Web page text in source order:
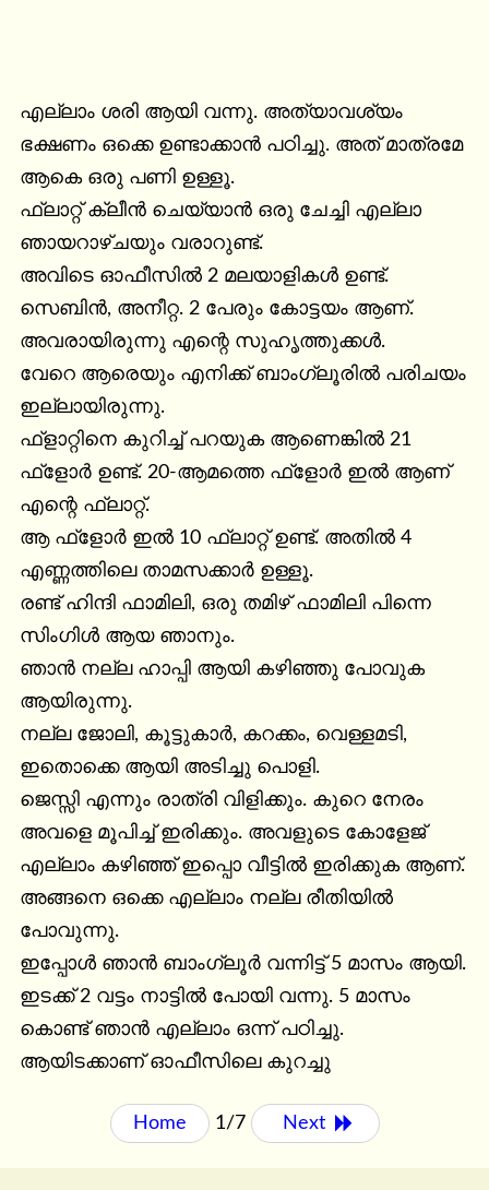
എല്ലാം ശരി ആയി വന്നു. അത്യാവശ്യം
ഭക്ഷണം ഒക്കെ ഉണ്ടാക്കാൻ പഠിച്ചു. അത് മാത്രമേ
ആകെ ഒരു പണി ഉള്ളൂ.
ഫ്ലാറ്റ് ക്ലീൻ ചെയ്യാൻ ഒരു ചേച്ചി എല്ലാ
ഞായറാഴ്ചയും വരാറുണ്ട്.
അവിടെ ഓഫീസിൽ 2 മലയാളികൾ ഉണ്ട്.
സെബിൻ, അനീറ്റ. 2 പേരും കോട്ടയം ആണ്.
അവരായിരുന്നു എന്റെ സുഹൃത്തുക്കൾ.
വേറെ ആരെയും എനിക്ക് ബാംഗ്ലൂരിൽ പരിചയം
ഇല്ലായിരുന്നു.
ഫ്ളാറ്റിനെ കുറിച്ച് പറയുക ആണെങ്കിൽ 21
ഫ്ളോർ ഉണ്ട്. 20-ആമത്തെ ഫ്ളോർ ഇൽ ആണ്
എന്റെ ഫ്ലാറ്റ്.
ആ ഫ്ളോർ ഇൽ 10 ഫ്ലാറ്റ് ഉണ്ട്. അതിൽ 4
എണ്ണത്തിലെ താമസക്കാർ ഉള്ളൂ.
രണ്ട് ഹിന്ദി ഫാമിലി, ഒരു തമിഴ് ഫാമിലി പിന്നെ
സിംഗിൾ ആയ ഞാനും.
ഞാൻ നല്ല ഹാപ്പി ആയി കഴിഞ്ഞു പോവുക
ആയിരുന്നു.
നല്ല ജോലി, കൂട്ടുകാർ, കറക്കം, വെള്ളമടി,
ഇതൊക്കെ ആയി അടിച്ചു പൊളി.
ജെസ്സി എന്നും രാത്രി വിളിക്കും. കുറെ നേരം
അവളെ മൂപിച്ച് ഇരിക്കും. അവളുടെ കോളേജ്
എല്ലാം കഴിഞ്ഞ് ഇപ്പൊ വീട്ടിൽ ഇരിക്കുക ആണ്.
അങ്ങനെ ഒക്കെ എല്ലാം നല്ല രീതിയിൽ
പോവുന്നു.
ഇപ്പോൾ ഞാൻ ബാംഗ്ലൂർ വന്നിട്ട് 5 മാസം ആയി.
ഇടക്ക് 2 വട്ടം നാട്ടിൽ പോയി വന്നു. 5 മാസം
കൊണ്ട് ഞാൻ എല്ലാം ഒന്ന് പഠിച്ചു.
ആയിടക്കാണ് ഓഫീസിലെ കുറച്ചു
Home 1/7 Next